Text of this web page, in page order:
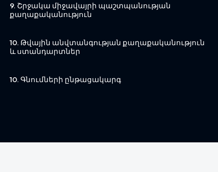
9. Շրջակա միջավայրի պաշտպանության
քաղաքականություն
10. Թվային անվտանգության քաղաքականություն
և ստանդարտներ
10. Գնումների ընթացակարգ